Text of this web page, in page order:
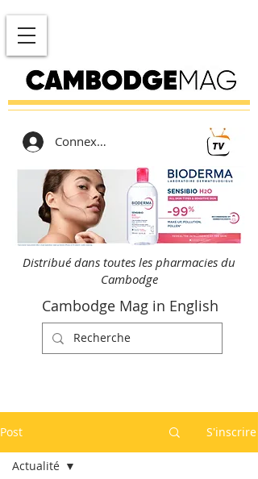
Connexion
Distribué dans toutes les pharmacies du
Cambodge
Cambodge Mag in English
Post S'inscrire
Actualité